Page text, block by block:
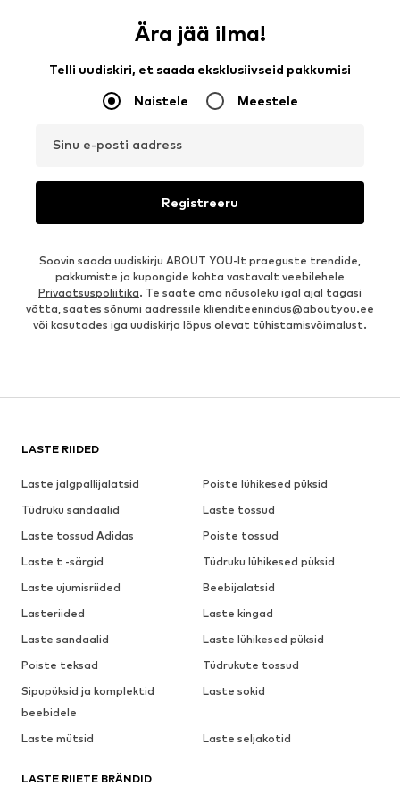
Ära jää ilma!
Telli uudiskiri, et saada eksklusiivseid pakkumisi
Naistele Meestele
Sinu e-posti aadress
Registreeru
Soovin saada uudiskirju ABOUT YOU-lt praeguste trendide,
pakkumiste ja kupongide kohta vastavalt veebilehele
Privaatsuspoliitika. Te saate oma nõusoleku igal ajal tagasi
võtta, saates sõnumi aadressile klienditeenindus@aboutyou.ee
või kasutades iga uudiskirja lõpus olevat tühistamisvõimalust.
LASTE RIIDED
Laste jalgpallijalatsid
Poiste lühikesed püksid
Tüdruku sandaalid
Laste tossud
Laste tossud Adidas
Poiste tossud
Laste t -särgid
Tüdruku lühikesed püksid
Laste ujumisriided
Beebijalatsid
Lasteriided
Laste kingad
Laste sandaalid
Laste lühikesed püksid
Poiste teksad
Tüdrukute tossud
Sipupüksid ja komplektid
beebidele
Laste sokid
Laste mütsid Laste seljakotid
LASTE RIIETE BRÄNDID